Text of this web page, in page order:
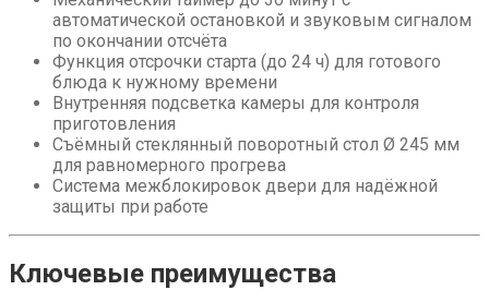
автоматической остановкой и звуковым сигналом
по окончании отсчёта
Функция отсрочки старта (до 24 ч) для готового
блюда к нужному времени
Внутренняя подсветка камеры для контроля
приготовления
Съёмный стеклянный поворотный стол Ø 245 мм
для равномерного прогрева
Система межблокировок двери для надёжной
защиты при работе
Ключевые преимущества